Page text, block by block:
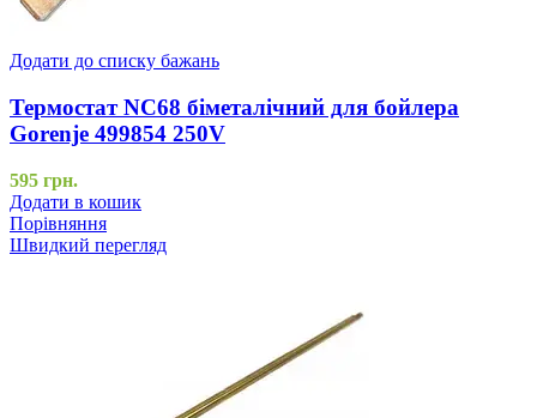
Додати до списку бажань
Термостат NC68 біметалічний для бойлера
Gorenje 499854 250V
595 грн.
Додати в кошик
Порівняння
Швидкий перегляд